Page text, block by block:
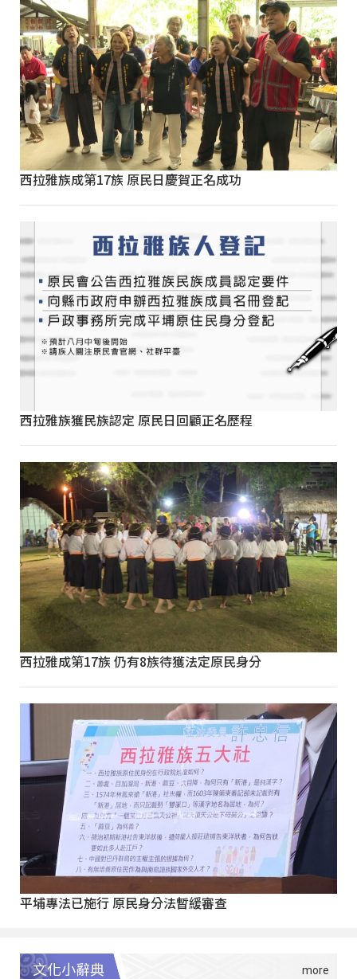
西拉雅族成第17族 原民日慶賀正名成功
西拉雅族獲民族認定 原民日回顧正名歷程
西拉雅成第17族 仍有8族待獲法定原民身分
平埔專法已施行 原民身分法暫緩審查
文化小辭典